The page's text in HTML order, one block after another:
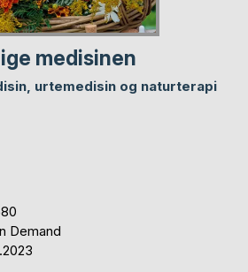
medisinen
urtemedisin og naturterapi
Demand